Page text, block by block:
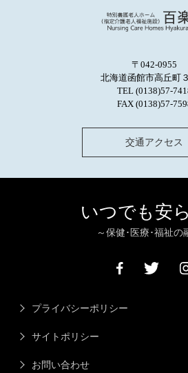
〒042-0955
北海道函館市高丘町
TEL (0138)57-
FAX (0138)57-
交通アクセス
いつでも安
～保健･医療･福祉の
プライバシーポリシー
サイトポリシー
お問い合わせ